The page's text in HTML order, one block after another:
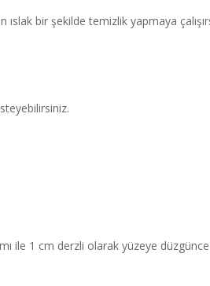
bir şekilde temizlik yapmaya
ile 1 cm derzli olarak yüzeye düzgünce